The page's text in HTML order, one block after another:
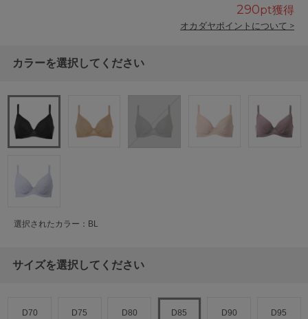
290pt獲得
オカダヤポイントについて >
カラーを選択してください
選択されたカラー：BL
サイズを選択してください
D70 D75 D80 D85 D90 D95